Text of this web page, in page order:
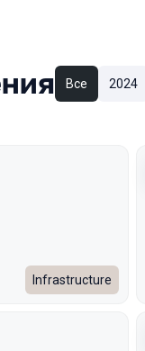
Все 2024
Infrastructure